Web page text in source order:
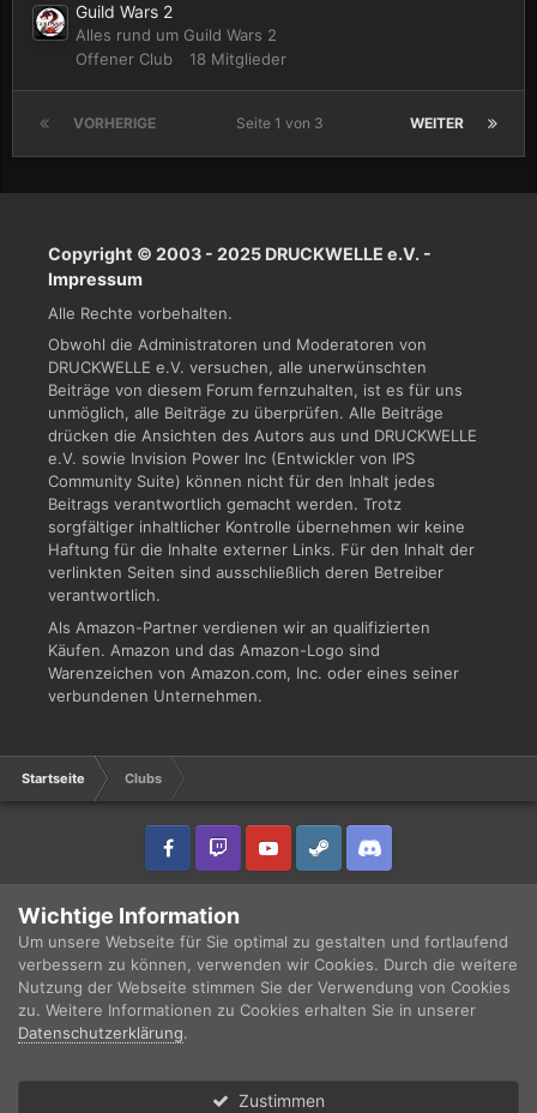
Guild Wars 2
Alles rund um Guild Wars 2
Offener Club
18 Mitglieder
VORHERIGE WEITER
Seite 1 von 3
Copyright © 2003 - 2025 DRUCKWELLE e.V. -
Impressum
Alle Rechte vorbehalten.
Obwohl die Administratoren und Moderatoren von
DRUCKWELLE e.V. versuchen, alle unerwünschten
Beiträge von diesem Forum fernzuhalten, ist es für uns
unmöglich, alle Beiträge zu überprüfen. Alle Beiträge
drücken die Ansichten des Autors aus und DRUCKWELLE
e.V. sowie Invision Power Inc (Entwickler von IPS
Community Suite) können nicht für den Inhalt jedes
Beitrags verantwortlich gemacht werden. Trotz
sorgfältiger inhaltlicher Kontrolle übernehmen wir keine
Haftung für die Inhalte externer Links. Für den Inhalt der
verlinkten Seiten sind ausschließlich deren Betreiber
verantwortlich.
Als Amazon-Partner verdienen wir an qualifizierten
Käufen. Amazon und das Amazon-Logo sind
Warenzeichen von Amazon.com, Inc. oder eines seiner
verbundenen Unternehmen.
Startseite Clubs
Copyright © 2003 - 2021 DRUCKWELLE e.V. -
Powered by Invision Community
Wichtige Information
Um unsere Webseite für Sie optimal zu gestalten und fortlaufend
verbessern zu können, verwenden wir Cookies. Durch die weitere
Nutzung der Webseite stimmen Sie der Verwendung von Cookies
zu. Weitere Informationen zu Cookies erhalten Sie in unserer
Datenschutzerklärung.
Zustimmen